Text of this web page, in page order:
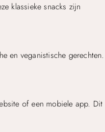
klassieke snacks zijn
en veganistische gerechten.
of een mobiele app. Dit